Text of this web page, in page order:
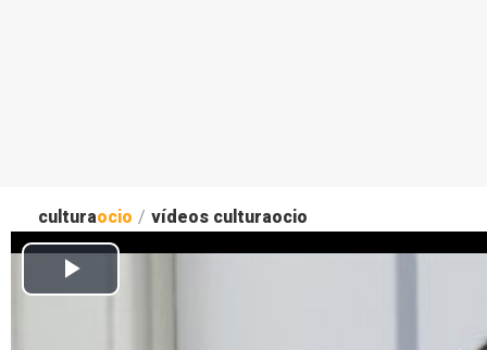
culturaocio / vídeos culturaocio